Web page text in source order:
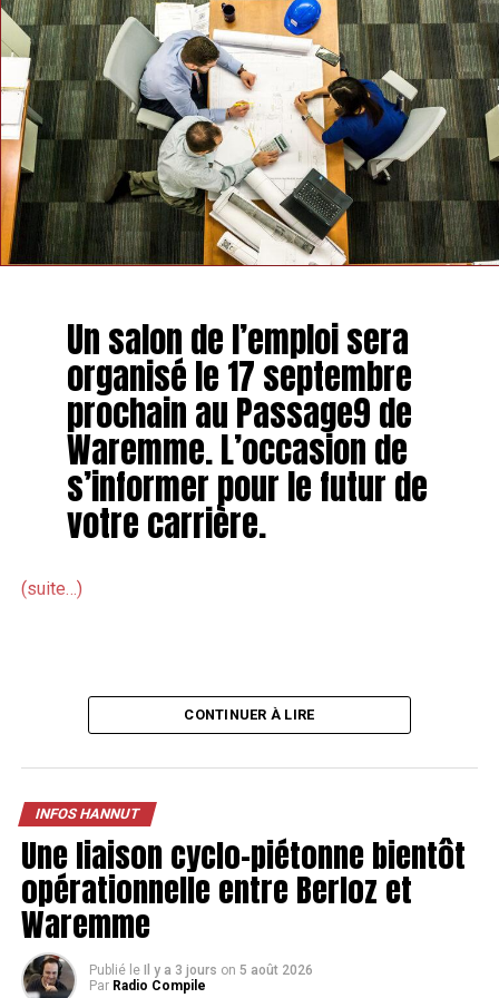
n’aurions pas remarqué… Ce qui amènerait une réflexion
d’aménagement à cet endroit aussi», annonce Xavier
Lisein.
«Cette enquête peut
révéler une rue où la
vitesse est assez élevée
et que nous n’aurions pas
Un salon de l’emploi sera
organisé le 17 septembre
prochain au Passage9 de
Waremme. L’occasion de
s’informer pour le futur de
votre carrière.
(suite…)
CONTINUER À LIRE
INFOS HANNUT
Une liaison cyclo-piétonne bientôt
opérationnelle entre Berloz et
Waremme
Publié le Il y a 3 jours on 5 août 2026
Par Radio Compile